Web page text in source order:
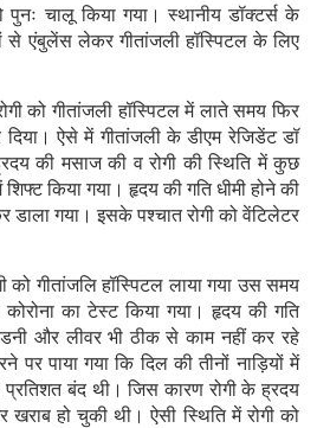
चालू किया गया। स्थानीय डॉक्टर्स के
से एंबुलेंस लेकर गीतांजली हॉस्पिटल के लिए
को गीतांजली हॉस्पिटल में लाते समय फिर
ऐसे में गीतांजली के डीएम रेजिडेंट डॉ
की मसाज की व रोगी की स्थिति में कुछ
किया गया। हृदय की गति धीमी होने की
डाला गया। इसके पश्चात रोगी को वेंटिलेटर
को गीतांजलि हॉस्पिटल लाया गया उस समय
का टेस्ट किया गया। हृदय की गति
और लीवर भी ठीक से काम नहीं कर रहे
पर पाया गया कि दिल की तीनों नाड़ियों में
प्रतिशत बंद थी। जिस कारण रोगी के ह्रदय
हो चुकी थी। ऐसी स्थिति में रोगी को